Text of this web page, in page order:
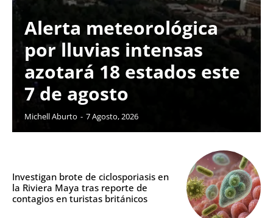
Alerta meteorológica
por lluvias intensas
azotará 18 estados este
7 de agosto
Michell Aburto - 7 Agosto, 2026
Investigan brote de ciclosporiasis en
la Riviera Maya tras reporte de
contagios en turistas británicos